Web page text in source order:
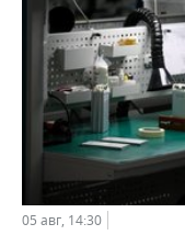
05 авг, 14:30